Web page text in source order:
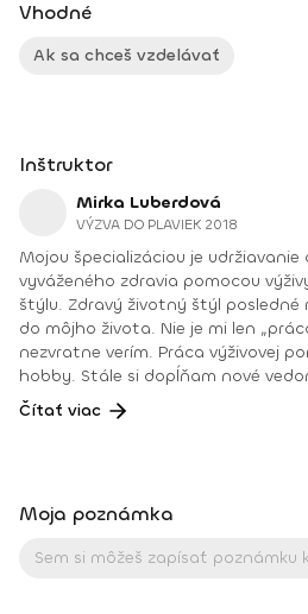
Vhodné
Ak sa chceš vzdelávať
Inštruktor
Mirka Luberdová
VÝZVA DO PLAVIEK 2018
Mojou špecializáciou je
vyváženého zdravia pomocou
štýlu. Zdravý životný štýl
do môjho života. Nie je mi len
nezvratne verím. Práca výživovej
hobby. Stále si dopĺňam nové
kurzoch venovaných výžive,
pokojnejšiemu životnému štýlu. Je
Zmierniť už získané ochorenia, dať
sa občas zorientovať vo všetkých
Čítať viac
Moja poznámka